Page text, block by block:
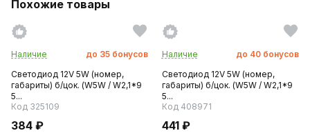
Похожие товары
Наличие до 35 бонусов
Светодиод 12V 5W (номер,
габариты) б/цок. (W5W / W2,1*9
5...
Код 325109
384 ₽
Наличие до 40 бонусов
Светодиод 12V 5W (номер,
габариты) б/цок. (W5W / W2,1*9
5...
Код 408971
441 ₽